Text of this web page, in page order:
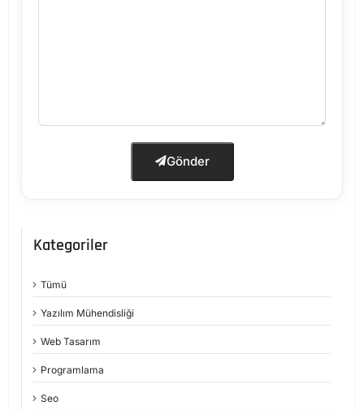
Gönder
Kategoriler
Tümü
Yazılım Mühendisliği
Web Tasarım
Programlama
Seo